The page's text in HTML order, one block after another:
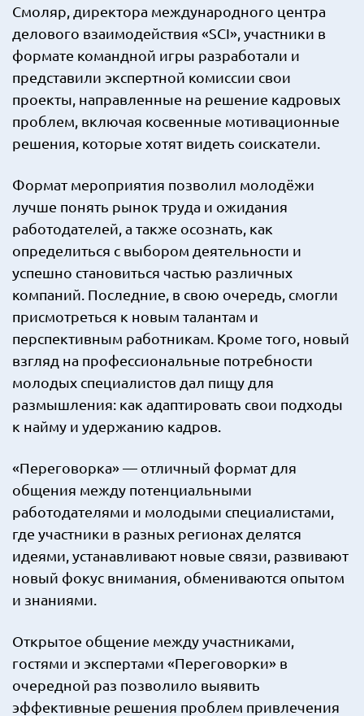
Смоляр, директора международного центра
делового взаимодействия «SCI», участники в
формате командной игры разработали и
представили экспертной комиссии свои
проекты, направленные на решение кадровых
проблем, включая косвенные мотивационные
решения, которые хотят видеть соискатели.
Формат мероприятия позволил молодёжи
лучше понять рынок труда и ожидания
работодателей, а также осознать, как
определиться с выбором деятельности и
успешно становиться частью различных
компаний. Последние, в свою очередь, смогли
присмотреться к новым талантам и
перспективным работникам. Кроме того, новый
взгляд на профессиональные потребности
молодых специалистов дал пищу для
размышления: как адаптировать свои подходы
к найму и удержанию кадров.
«Переговорка» — отличный формат для
общения между потенциальными
работодателями и молодыми специалистами,
где участники в разных регионах делятся
идеями, устанавливают новые связи, развивают
новый фокус внимания, обмениваются опытом
и знаниями.
Открытое общение между участниками,
гостями и экспертами «Переговорки» в
очередной раз позволило выявить
эффективные решения проблем привлечения